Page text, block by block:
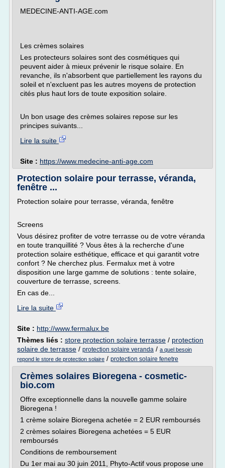
MEDECINE-ANTI-AGE.com
Les crèmes solaires
Les protecteurs solaires sont des cosmétiques qui
peuvent aider à mieux prévenir le risque solaire. En
revanche, ils n'absorbent que partiellement les rayons du
soleil et n'excluent pas les autres moyens de protection
cités plus haut lors de toute exposition solaire.
Un bon usage des crèmes solaires repose sur les
principes suivants...
Lire la suite
Site : https://www.medecine-anti-age.com
Protection solaire pour terrasse, véranda,
fenêtre ...
Protection solaire pour terrasse, véranda, fenêtre
Screens
Vous désirez profiter de votre terrasse ou de votre véranda
en toute tranquillité ? Vous êtes à la recherche d'une
protection solaire esthétique, efficace et qui garantit votre
confort ? Ne cherchez plus. Fermalux met à votre
disposition une large gamme de solutions : tente solaire,
couverture de terrasse, screens.
En cas de...
Lire la suite
Site : http://www.fermalux.be
Thèmes liés : store protection solaire terrasse / protection
solaire de terrasse / protection solaire veranda / a quel besoin
repond le store de protection solaire / protection solaire fenetre
Crèmes solaires Bioregena - cosmetic-
bio.com
Offre exceptionnelle dans la nouvelle gamme solaire
Bioregena !
1 crème solaire Bioregena achetée = 2 EUR remboursés
2 crèmes solaires Bioregena achetées = 5 EUR
remboursés
Conditions de remboursement
Du 1er mai au 30 juin 2011, Phyto-Actif vous propose une